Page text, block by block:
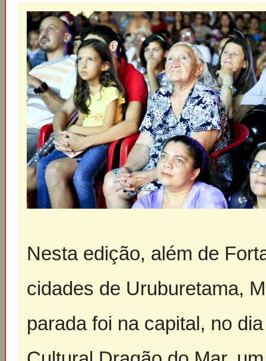
Nesta edição, além de
cidades de Uruburetama,
parada foi na capital, no